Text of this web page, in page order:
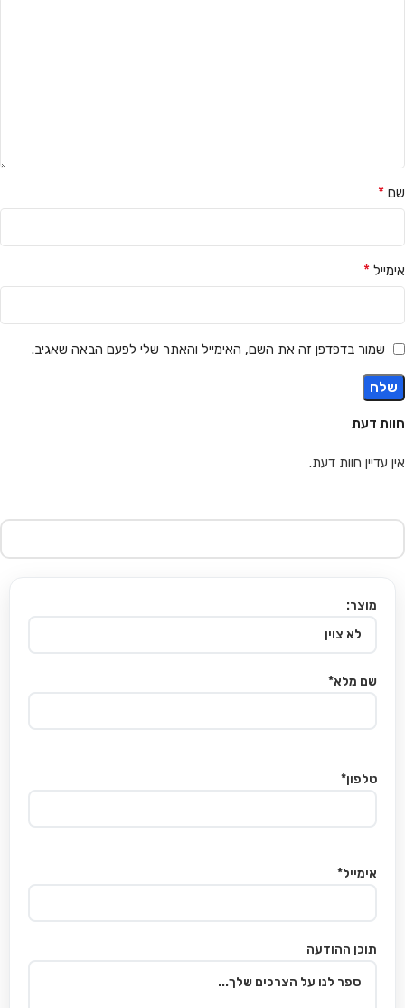
חוות דעת
אין עדיין חוות דעת.
שם *
אימייל *
שמור בדפדפן זה את השם, האימייל והאתר שלי לפעם הבאה שאגיב.
מוצר:
שם מלא*
טלפון*
אימייל*
תוכן ההודעה